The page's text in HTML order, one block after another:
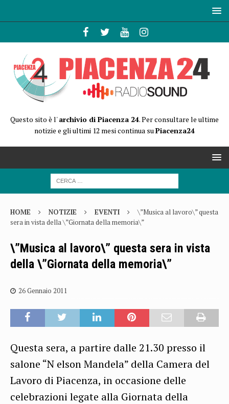
Questo sito è l'archivio di Piacenza 24. Per consultare le ultime
notizie e gli ultimi 12 mesi continua suPiacenza24
HOME NOTIZIE EVENTI
\”Musica al lavoro\” questa
sera in vista della \”Giornata della memoria\”
\”Musica al lavoro\” questa sera in vista
della \”Giornata della memoria\”
26 Gennaio 2011
Questa sera, a partire dalle 21.30 presso il
salone “N elson Mandela” della Camera del
Lavoro di Piacenza, in occasione delle
celebrazioni legate alla Giornata della